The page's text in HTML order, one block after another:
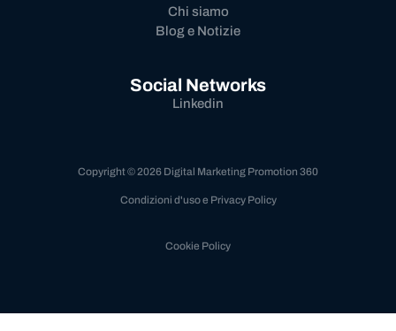
Chi siamo
Blog e Notizie
Social Networks
Linkedin
Copyright © 2026 Digital Marketing Promotion 360
Condizioni d'uso e Privacy Policy
Cookie Policy